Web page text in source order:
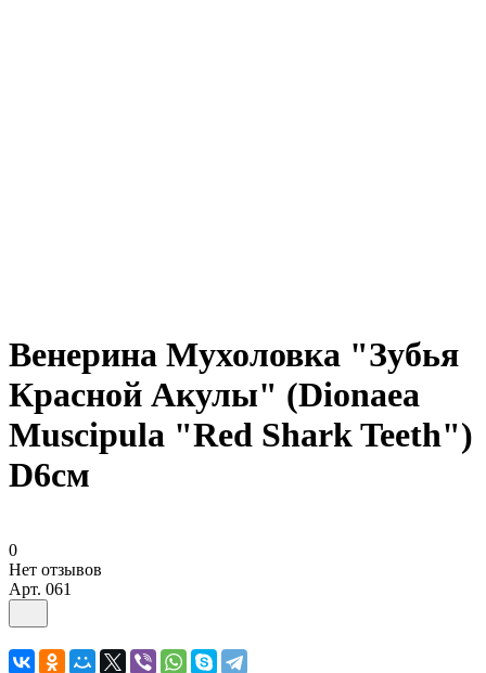
Венерина Мухоловка "Зубья
Красной Акулы" (Dionaea
Muscipula "Red Shark Teeth")
D6см
0
Нет отзывов
Арт. 061